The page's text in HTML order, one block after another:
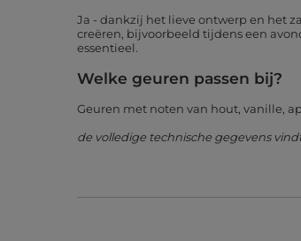
Ja - dankzij het lieve ontwerp en het
creëren, bijvoorbeeld tijdens een
essentieel.
Welke geuren passen bij?
Geuren met noten van hout, vanille,
de volledige technische gegevens